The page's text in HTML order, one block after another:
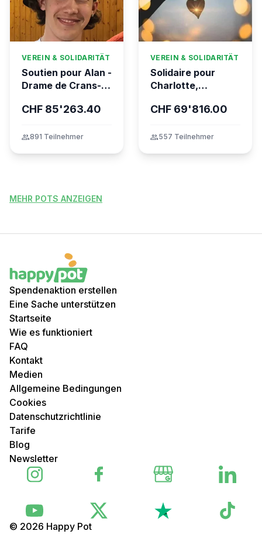
VEREIN & SOLIDARITÄT
Soutien pour Alan -
Drame de Crans-
CHF 85'263.40
group891 Teilnehmer
VEREIN & SOLIDARITÄT
Solidaire pour
Charlotte,
dans l’incendie
Montana
CHF 69'816.00
group557 Teilnehmer
MEHR POTS ANZEIGEN
© 2026 Happy Pot
Spendenaktion erstellen
Eine Sache unterstützen
Startseite
Wie es funktioniert
FAQ
Kontakt
Medien
Allgemeine Bedingungen
Cookies
Datenschutzrichtlinie
Tarife
Blog
Newsletter